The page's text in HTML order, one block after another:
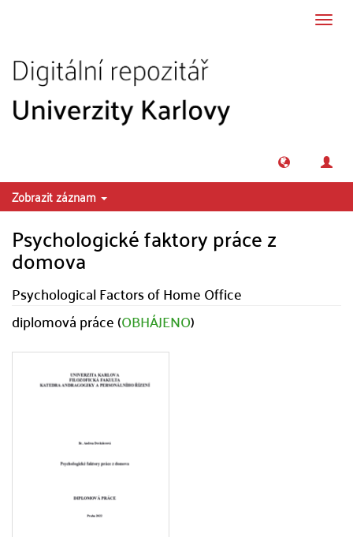
Zobrazit záznam
Psychologické faktory práce z
domova
Psychological Factors of Home Office
diplomová práce (OBHÁJENO)